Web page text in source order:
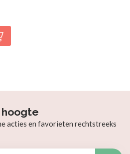
acties en favorieten rechtstreeks